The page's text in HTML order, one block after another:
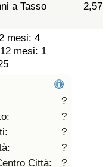
a Tasso
2,57
mesi: 4
mesi: 1
?
?
?
?
Città:
?